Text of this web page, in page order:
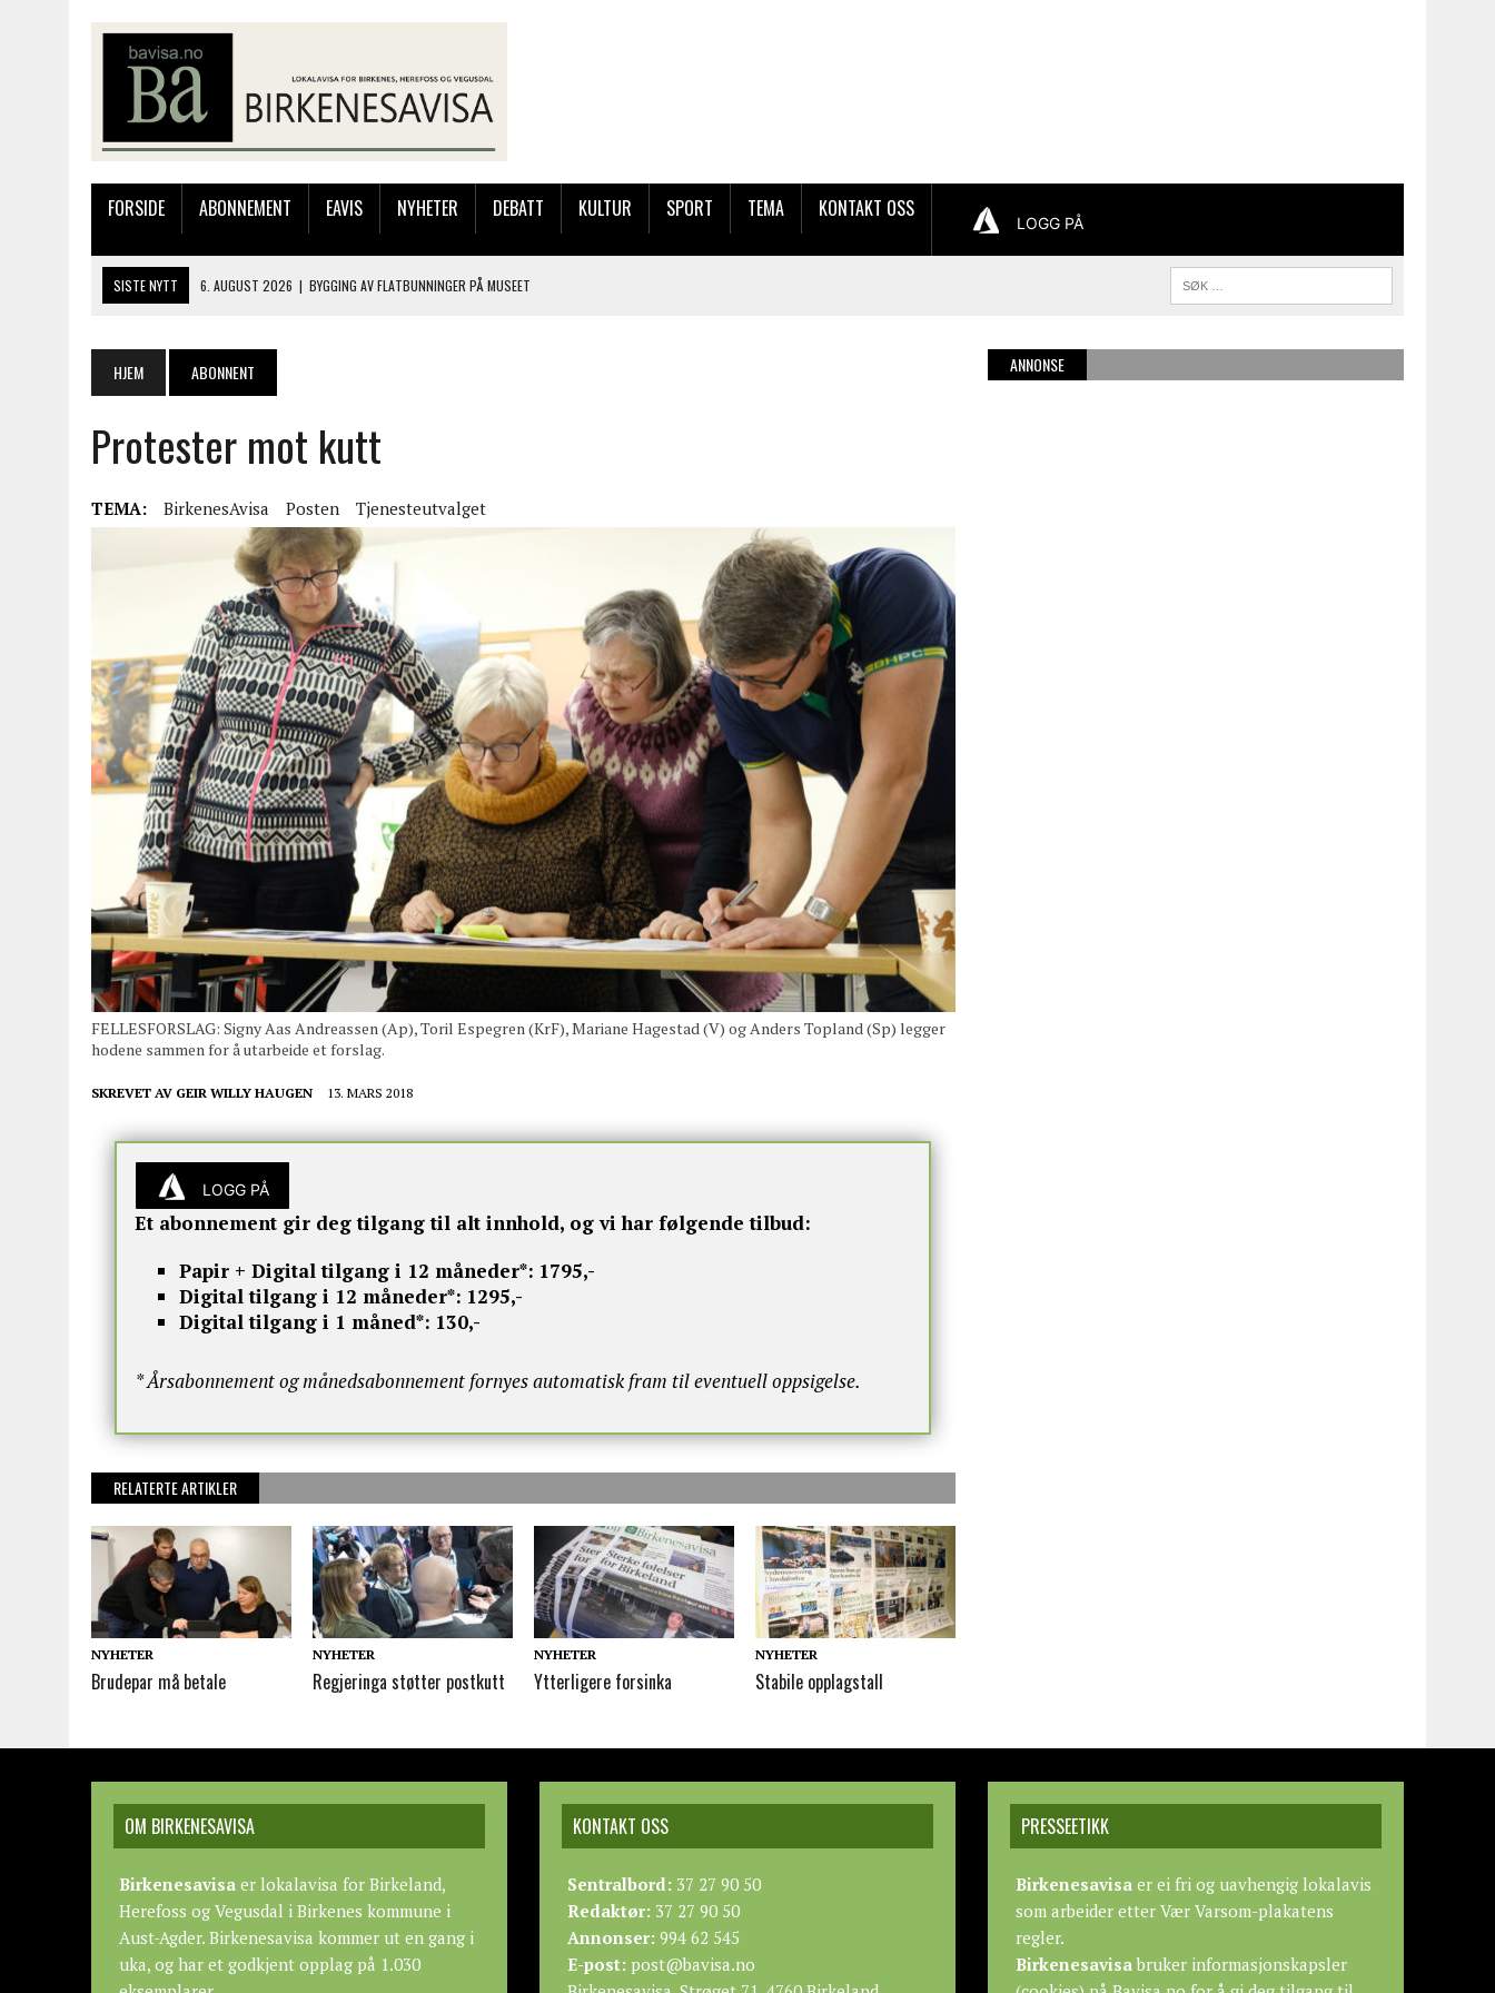
FORSIDE ABONNEMENT EAVIS NYHETER DEBATT KULTUR SPORT TEMA KONTAKT OSS
LOGG PÅ
SISTE NYTT 6. AUGUST 2026 | BYGGING AV FLATBUNNINGER PÅ MUSEET
3. AUGUST 2026 | JAKOB FRIIS TRIO ÅPNET BIRKELIVE MED VARM STEMNING OG STOR RESPONS
6. AUGUST 2026
SOMMERÅPENT MED NY FRISØRUTSTILLING
HJEM ABONNENT
Protester mot kutt
TEMA: BirkenesAvisa Posten Tjenesteutvalget
FELLESFORSLAG: Signy Aas Andreassen (Ap), Toril Espegren (KrF), Mariane Hagestad (V) og Anders Topland (Sp) legger
hodene sammen for å utarbeide et forslag.
SKREVET AV GEIR WILLY HAUGEN 13. MARS 2018
LOGG PÅ
Et abonnement gir deg tilgang til alt innhold, og vi har følgende tilbud:
Papir + Digital tilgang i 12 måneder*: 1795,-
Digital tilgang i 12 måneder*: 1295,-
Digital tilgang i 1 måned*: 130,-
* Årsabonnement og månedsabonnement fornyes automatisk fram til eventuell oppsigelse.
RELATERTE ARTIKLER
NYHETER
Brudepar må betale
NYHETER
Regjeringa støtter postkutt
NYHETER
Ytterligere forsinka
NYHETER
Stabile opplagstall
ANNONSE
OM BIRKENESAVISA
Birkenesavisa er lokalavisa for Birkeland,
Herefoss og Vegusdal i Birkenes kommune i
Aust-Agder. Birkenesavisa kommer ut en gang i
uka, og har et godkjent opplag på 1.030
KONTAKT OSS
Sentralbord: 37 27 90 50
Redaktør: 37 27 90 50
Annonser: 994 62 545
E-post: post@bavisa.no
PRESSEETIKK
Birkenesavisa er ei fri og uavhengig lokalavis
som arbeider etterVær Varsom-plakatens
regler.
Birkenesavisabruker informasjonskapsler